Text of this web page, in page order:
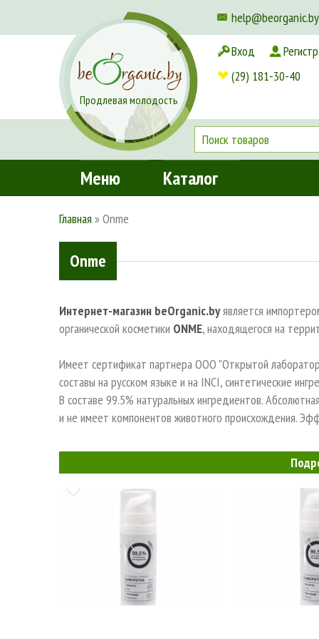
help@beorganic.by
Доставка и оплата
Продлевая молодость
Вход
(29) 181-30-40
Меню Каталог
Главная »Onme
Onme
Интернет-магазин beOrganic.byявляется
органической косметики ONME, находящегося на
Имеет сертификат партнера ООО "Открытой
составы на русском языке и на INCI, синтетические
В составе 99.5% натуральных ингредиентов.
и не имеет компонентов животного происхождения.
Производство натуральной косметики — это сложная
сложный процесс. Поэтому бренд Onme старается
ассортименте Onme каждый найдет для себя что-то
витаминов, а также из одного-двух безопасных
продукт и дольше сохранить его свежим.
Принципы косметики Onme: